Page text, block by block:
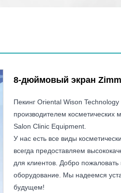
8-дюймовый экран
Пекинг Oriental Wison
производителем
Salon Clinic Equipment.
У нас есть все виды
всегда предоставляем
для клиентов. Добро
оборудование. Мы надеемся
будущем!